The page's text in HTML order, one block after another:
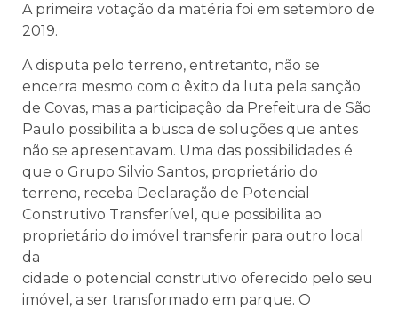
A primeira votação da matéria foi em setembro de
2019.
A disputa pelo terreno, entretanto, não se
encerra mesmo com o êxito da luta pela sanção
de Covas, mas a participação da Prefeitura de São
Paulo possibilita a busca de soluções que antes
não se apresentavam. Uma das possibilidades é
que o Grupo Silvio Santos, proprietário do
terreno, receba Declaração de Potencial
Construtivo Transferível, que possibilita ao
proprietário do imóvel transferir para outro local
da
cidade o potencial construtivo oferecido pelo seu
imóvel, a ser transformado em parque. O